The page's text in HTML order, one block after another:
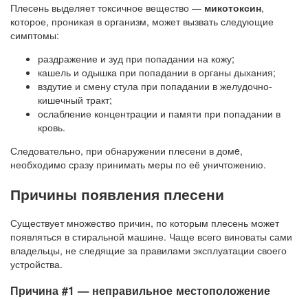
Плесень выделяет токсичное вещество — микотоксин,
которое, проникая в организм, может вызвать следующие
симптомы:
раздражение и зуд при попадании на кожу;
кашель и одышка при попадании в органы дыхания;
вздутие и смену стула при попадании в желудочно-
кишечный тракт;
ослабление концентрации и памяти при попадании в
кровь.
Следовательно, при обнаружении плесени в домe,
необходимо сразу принимать меры по её уничтожению.
Причины появления плесени
Существует множество причин, по которым плесень может
появляться в стиральной машине. Чаще всего виноваты сами
владельцы, не следящие за правилами эксплуатации своего
устройства.
Причина #1 — неправильное местоположение